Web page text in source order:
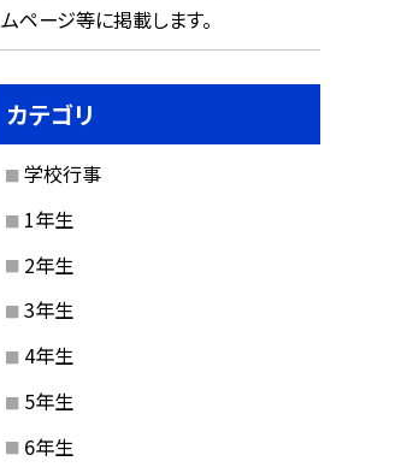
ムページ等に掲載します。
カテゴリ
学校行事
1年生
2年生
3年生
4年生
5年生
6年生